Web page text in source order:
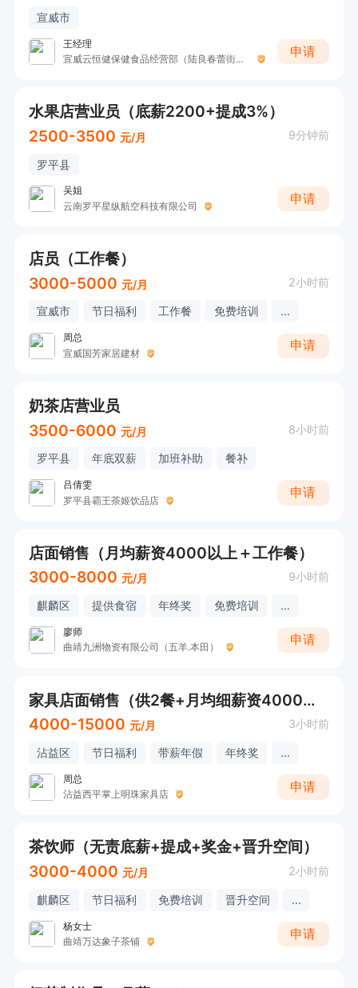
宣威市
王经理
宣威云恒健保健食品经营部（陆良春蕾街聚养家）
申请
水果店营业员（底薪2200+提成3%）
2500-3500 元/月 9分钟前
罗平县
吴姐
云南罗平星纵航空科技有限公司
申请
店员（工作餐）
3000-5000 元/月 2小时前
宣威市 节日福利 工作餐 免费培训 ...
周总
宣威国芳家居建材
申请
奶茶店营业员
3500-6000 元/月 8小时前
罗平县 年底双薪 加班补助 餐补
吕倩雯
罗平县霸王茶姬饮品店
申请
店面销售（月均薪资4000以上＋工作餐）
3000-8000 元/月 9小时前
麒麟区 提供食宿 年终奖 免费培训 ...
廖师
曲靖九洲物资有限公司（五羊.本田）
申请
家具店面销售（供2餐+月均细薪资4000以上，沾益）
4000-15000 元/月 3小时前
沾益区 节日福利 带薪年假 年终奖 ...
周总
沾益西平掌上明珠家具店
申请
茶饮师（无责底薪+提成+奖金+晋升空间）
3000-4000 元/月 2小时前
麒麟区 节日福利 免费培训 晋升空间 ...
杨女士
曲靖万达象子茶铺
申请